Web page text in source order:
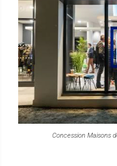
Concession Maisons